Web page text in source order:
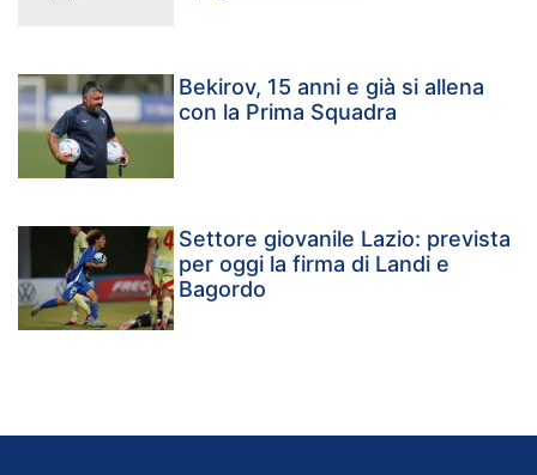
Bekirov, 15 anni e già si allena
con la Prima Squadra
Settore giovanile Lazio: prevista
per oggi la firma di Landi e
Bagordo